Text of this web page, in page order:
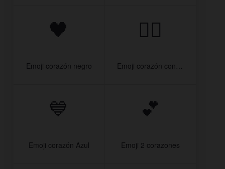
🖤
Emoji corazón negro
❤‍🔥
Emoji corazón con fuego
💙
Emoji corazón Azul
💕
Emoji 2 corazones